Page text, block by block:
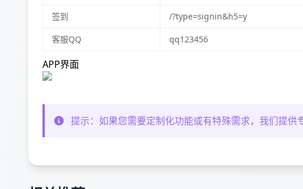
签到 /?type=signin&h5=y
客服QQ qq123456
APP界面
提示：如果您需要定制化功能或有特殊需求，我们提供